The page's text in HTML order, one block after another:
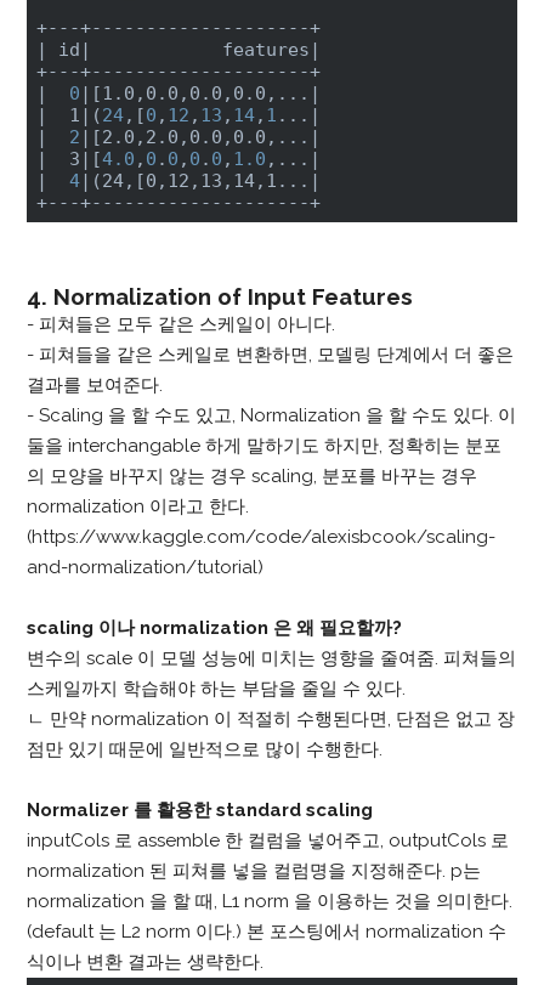
+---+--------------------+
| id|
            features
|
+---+--------------------+
|
0 |[1.0,0.0,0.0,0.0,...|
|  1| (24,[0 , 12 , 13 , 14, 1 ... |
|
2 |[2.0,2.0,0.0,0.0,...|
|  3| [4.0 , 0 . 0 , 0 . 0 , 1.0 ,... |
|
4|(24,[0,12,13,14,1...|
+---+--------------------+
4. Normalization of Input Features
- 피쳐들은 모두 같은 스케일이 아니다.
- 피쳐들을 같은 스케일로 변환하면, 모델링 단계에서 더 좋은
결과를 보여준다.
- Scaling 을 할 수도 있고, Normalization 을 할 수도 있다. 이
둘을 interchangable 하게 말하기도 하지만, 정확히는 분포
의 모양을 바꾸지 않는 경우 scaling, 분포를 바꾸는 경우
normalization 이라고 한다.
(https://www.kaggle.com/code/alexisbcook/scaling-
and-normalization/tutorial)
scaling 이나 normalization 은 왜 필요할까?
변수의 scale 이 모델 성능에 미치는 영향을 줄여줌. 피쳐들의
스케일까지 학습해야 하는 부담을 줄일 수 있다.
ㄴ 만약 normalization 이 적절히 수행된다면, 단점은 없고 장
점만 있기 때문에 일반적으로 많이 수행한다.
Normalizer 를 활용한 standard scaling
inputCols 로 assemble 한 컬럼을 넣어주고, outputCols 로
normalization 된 피쳐를 넣을 컬럼명을 지정해준다. p는
normalization 을 할 때, L1 norm 을 이용하는 것을 의미한다.
(default 는 L2 norm 이다.) 본 포스팅에서 normalization 수
식이나 변환 결과는 생략한다.